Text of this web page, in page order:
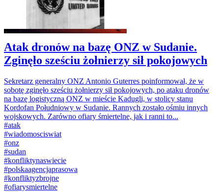
Atak dronów na bazę ONZ w Sudanie.
Zginęło sześciu żołnierzy sił pokojowych
Sekretarz generalny ONZ Antonio Guterres poinformował, że w
sobotę zginęło sześciu żołnierzy sił pokojowych, po ataku dronów
na bazę logistyczną ONZ w mieście Kadugli, w stolicy stanu
Kordofan Południowy w Sudanie. Rannych zostało ośmiu innych
wojskowych. Zarówno ofiary śmiertelne, jak i ranni to...
#atak
#wiadomosciswiat
#onz
#sudan
#konfliktynaswiecie
#polskaagencjaprasowa
#konfliktyzbrojne
#ofiarysmiertelne